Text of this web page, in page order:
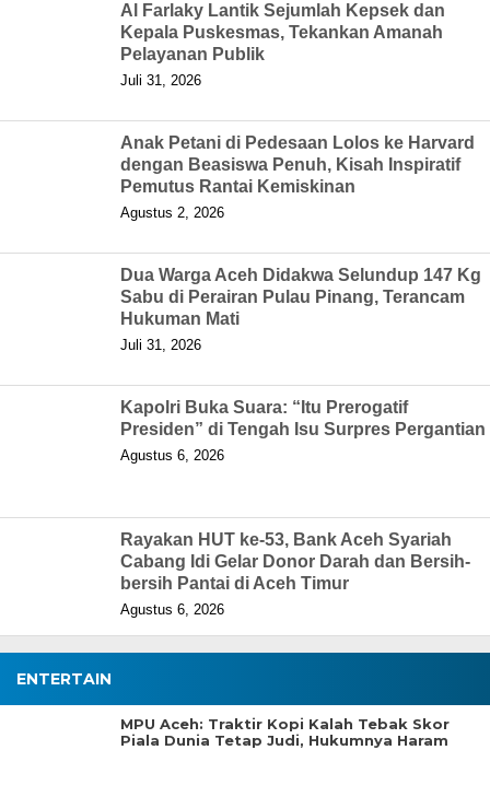
Al Farlaky Lantik Sejumlah Kepsek dan
Kepala Puskesmas, Tekankan Amanah
Pelayanan Publik
Juli 31, 2026
Anak Petani di Pedesaan Lolos ke Harvard
dengan Beasiswa Penuh, Kisah Inspiratif
Pemutus Rantai Kemiskinan
Agustus 2, 2026
Dua Warga Aceh Didakwa Selundup 147 Kg
Sabu di Perairan Pulau Pinang, Terancam
Hukuman Mati
Juli 31, 2026
Kapolri Buka Suara: “Itu Prerogatif
Presiden” di Tengah Isu Surpres Pergantian
Agustus 6, 2026
Rayakan HUT ke-53, Bank Aceh Syariah
Cabang Idi Gelar Donor Darah dan Bersih-
bersih Pantai di Aceh Timur
Agustus 6, 2026
ENTERTAIN
MPU Aceh: Traktir Kopi Kalah Tebak Skor
Piala Dunia Tetap Judi, Hukumnya Haram